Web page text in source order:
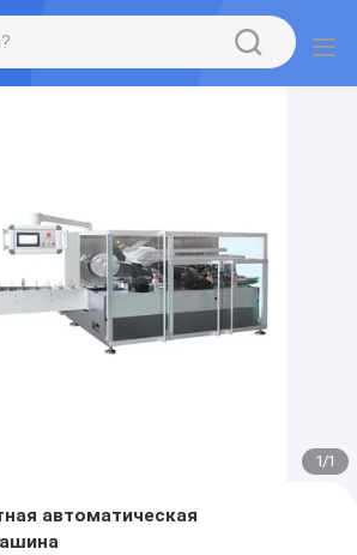
1/1
автоматическая